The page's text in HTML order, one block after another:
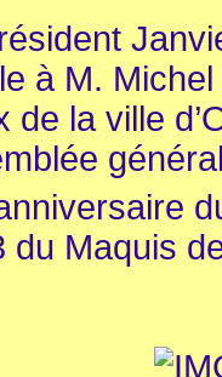
à M.
de la ville
du Maquis